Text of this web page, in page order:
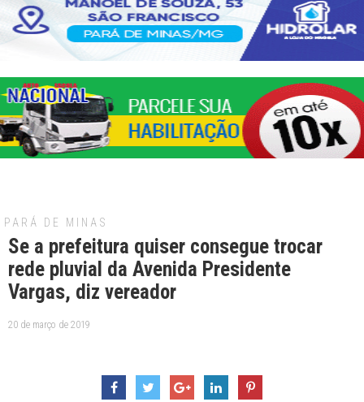
PARÁ DE MINAS
Se a prefeitura quiser consegue trocar
rede pluvial da Avenida Presidente
Vargas, diz vereador
20 de março de 2019